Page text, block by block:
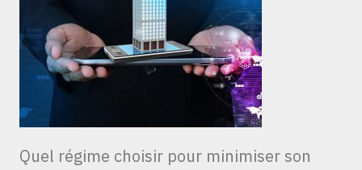
Quel régime choisir pour minimiser son